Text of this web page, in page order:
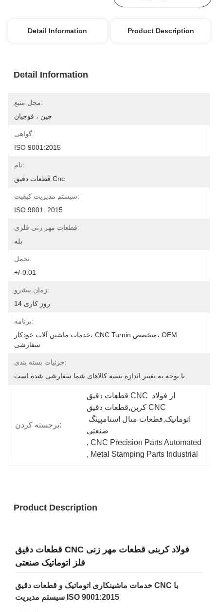
Detail Information Product Description
Detail Information
محل منبع:
چین ، فوجیان
گواهی:
ISO 9001:2015
نام:
قطعات دقیق Cnc
سیستم مدیریت کیفیت:
ISO 9001: 2015
قطعات مهر زنی فلزی:
بله
تحمل:
+/-0.01
زمان پیشرو:
14 روز کاری
برنامه:
خدمات ماشین آلات خودکار، CNC Turnin متخصص، OEM
سفارشی
جزئیات بسته بندی:
با توجه به تغییر اندازه بسته کالاهای شما سفارشی شده است
برجسته کردن:
قطعات دقیق CNC از فولاد
کربن,قطعات دقیق CNC
صنعتی
, CNC Precision Parts Automated
, Metal Stamping Parts Industrial
Product Description
قطعات دقیق CNC فولاد کربنی قطعات مهر زنی
فلز اتوماتیک صنعتی
خدمات ماشینکاری اتوماتیک و قطعات دقیق CNC با
سیستم مدیریت ISO 9001:2015